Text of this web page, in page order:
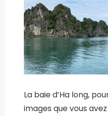
La baie d’Ha long,
images que vous